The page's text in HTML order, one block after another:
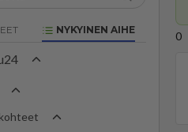
NYKYINEN AIHE 0